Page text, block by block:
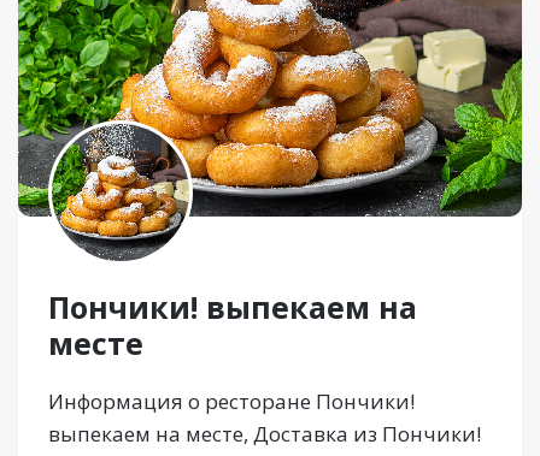
Пончики! выпекаем на
месте
Информация о ресторане Пончики!
выпекаем на месте, Доставка из Пончики!